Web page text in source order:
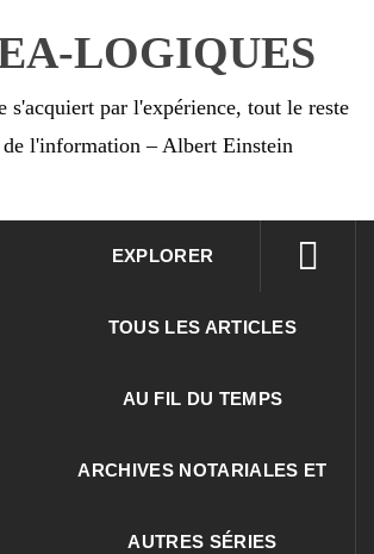
LOGIQUES
s'acquiert par l'expérience, tout le reste
de l'information – Albert Einstein
EXPLORER
TOUS LES ARTICLES
AU FIL DU TEMPS
ARCHIVES NOTARIALES ET
AUTRES SÉRIES